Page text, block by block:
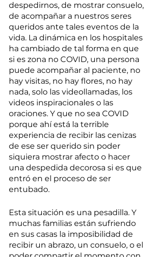
despedirnos, de mostrar consuelo,
de acompañar a nuestros seres
queridos ante tales eventos de la
vida. La dinámica en los hospitales
ha cambiado de tal forma en que
si es zona no COVID, una persona
puede acompañar al paciente, no
hay visitas, no hay flores, no hay
nada, solo las videollamadas, los
videos inspiracionales o las
oraciones. Y que no sea COVID
porque ahí está la terrible
experiencia de recibir las cenizas
de ese ser querido sin poder
siquiera mostrar afecto o hacer
una despedida decorosa si es que
entró en el proceso de ser
entubado.
Esta situación es una pesadilla. Y
muchas familias están sufriendo
en sus casas la imposibilidad de
recibir un abrazo, un consuelo, o el